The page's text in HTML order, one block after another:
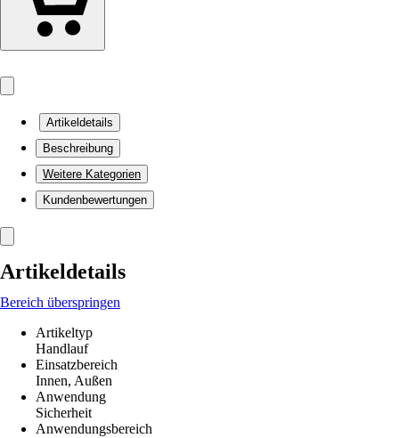
Artikeldetails
Beschreibung
Weitere Kategorien
Kundenbewertungen
Artikeldetails
Bereich überspringen
Artikeltyp
Handlauf
Einsatzbereich
Innen, Außen
Anwendung
Sicherheit
Anwendungsbereich